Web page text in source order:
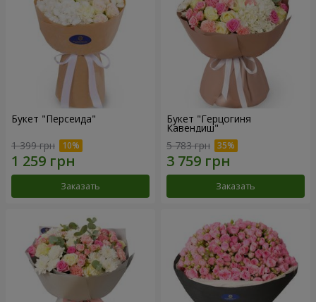
Букет "Персеида"
1 399 грн
Заказать
Букет "Герцогиня
Кавендиш"
5 783 грн
Заказать